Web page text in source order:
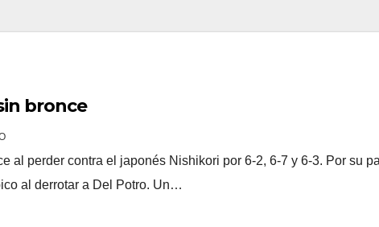
bronce
al perder contra el japonés Nishikori por 6-2, 6-7 y 6-3. Por su
al derrotar a Del Potro. Un…